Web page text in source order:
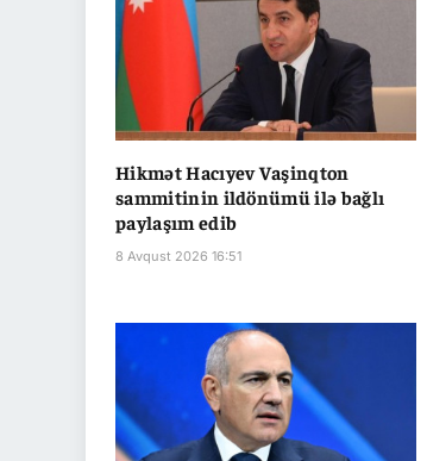
Hikmət Hacıyev Vaşinqton
sammitinin ildönümü ilə bağlı
paylaşım edib
8 Avqust 2026 16:51